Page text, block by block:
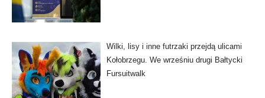
Wilki, lisy i inne futrzaki przejdą ulicami
Kołobrzegu. We wrześniu drugi Bałtycki
Fursuitwalk